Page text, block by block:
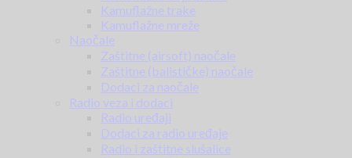
Kamuflažne trake
Kamuflažne mreže
Naočale
Zaštitne (airsoft) naočale
Zaštitne (balističke) naočale
Dodaci za naočale
Radio veza i dodaci
Radio uređaji
Dodaci za radio uređaje
Radio i zaštitne slušalice